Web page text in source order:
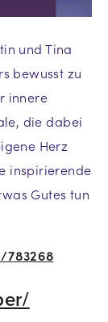
und Tina
bewusst zu
innere
die dabei
Herz
inspirierende
Gutes tun